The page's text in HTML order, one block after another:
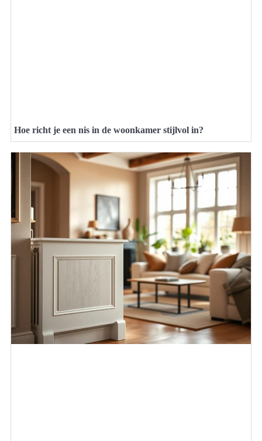
Hoe richt je een nis in de woonkamer stijlvol in?